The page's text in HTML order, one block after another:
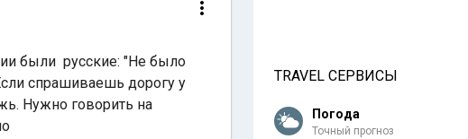
были русские: "Не было
спрашиваешь дорогу у
Нужно говорить на
TRAVEL СЕРВИСЫ
Погода
Точный прогноз